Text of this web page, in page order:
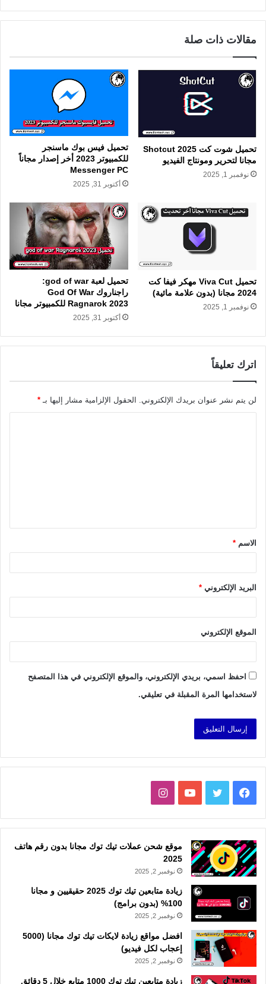
مقالات ذات صلة
تحميل شوت كت Shotcut 2025
مجانا لتحرير ومونتاج الفيديو
نوفمبر 1, 2025
تحميل فيس بوك ماسنجر
للكمبيوتر 2023 أخر إصدار مجاناً
Messenger PC
أكتوبر 31, 2025
تحميل Viva Cut مهكر فيفا كت
2024 مجانا (بدون علامة مائية)
نوفمبر 1, 2025
تحميل لعبة god of war:
راجناروك God Of War
Ragnarok 2023 للكمبيوتر مجانا
أكتوبر 31, 2025
اترك تعليقاً
لن يتم نشر عنوان بريدك الإلكتروني. الحقول الإلزامية مشار إليها بـ *
ق
*الاسم *
البريد الإلكتروني *
الموقع الإلكتروني
احفظ اسمي، بريدي الإلكتروني، والموقع الإلكتروني في هذا المتصفح
لاستخدامها المرة المقبلة في تعليقي.
فيسبوك تويتر يوتيوبانستقرام
موقع شحن عملات تيك توك مجانا بدون رقم هاتف
2025
نوفمبر 2, 2025
زيادة متابعين تيك توك 2025 حقيقيين و مجانا
100% (بدون برامج)
نوفمبر 2, 2025
افضل مواقع زيادة لايكات تيك توك مجانا (5000
إعجاب لكل فيديو)
نوفمبر 2, 2025
زيادة متابعين تيك توك 1000 متابع خلال 5 دقائق